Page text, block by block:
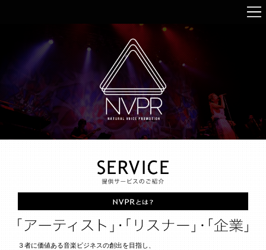
３者に価値ある音楽ビジネスの創出を目指し、